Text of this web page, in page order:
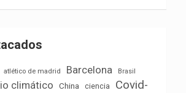
atlético de madrid Barcelona
Brasil
climático China ciencia
Covid-